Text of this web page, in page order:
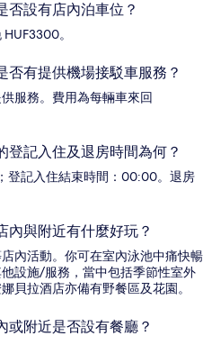
否設有店內泊車位？
。
否有提供機場接駁車服務？
服務。費用為每輛車來回
登記入住及退房時間為何？
登記入住結束時間：00:00。退房
內與附近有什麼好玩？
內活動。你可在室內泳池中痛快暢
設施/服務，當中包括季節性室外
貝拉酒店亦備有野餐區及花園。
或附近是否設有餐廳？